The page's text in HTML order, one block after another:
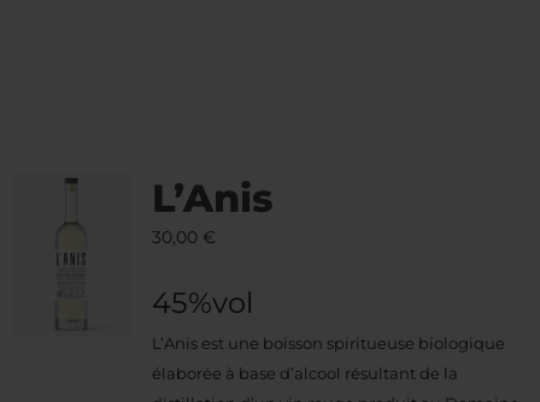
L’Anis
30,00 €
45%vol
L’Anis est une boisson spiritueuse biologique
élaborée à base d’alcool résultant de la